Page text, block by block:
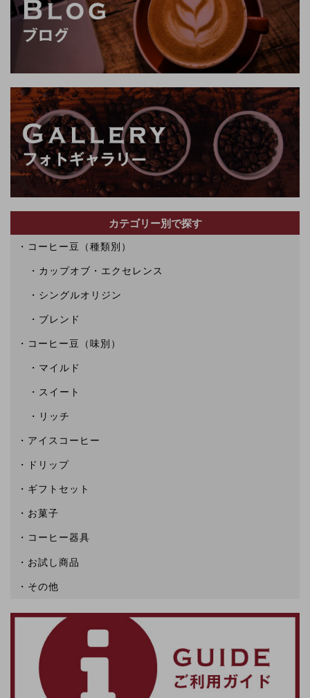
カテゴリー別で探す
コーヒー豆（種類別）
カップオブ・エクセレンス
シングルオリジン
ブレンド
コーヒー豆（味別）
マイルド
スイート
リッチ
アイスコーヒー
ドリップ
ギフトセット
お菓子
コーヒー器具
お試し商品
その他